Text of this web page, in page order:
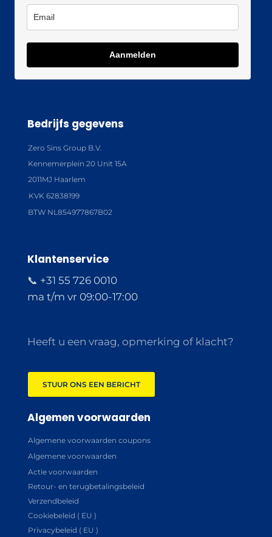
Aanmelden
Bedrijfs gegevens
Zero Sins Group B.V.
Kennemerplein 20 Unit 15A
2011MJ Haarlem
KVK 62838199
BTW NL854977867B02
Klantenservice
📞 +31 55 726 0010
ma t/m vr 09:00-17:00
Heeft u een vraag, opmerking of klacht?
STUUR ONS EEN BERICHT
Algemen voorwaarden
Algemene voorwaarden coupons
Algemene voorwaarden
Actie voorwaarden
Retour- en terugbetalingsbeleid
Verzendbeleid
Cookiebeleid ( EU )
Privacybeleid ( EU )